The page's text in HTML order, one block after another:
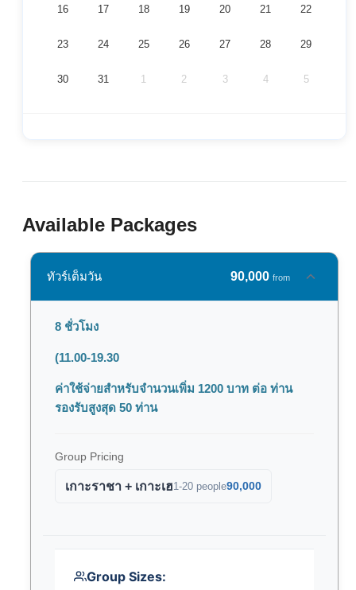
16 17 18 19 20 21 22
23 24 25 26 27 28 29
30 31 1 2 3 4 5
Available Packages
ทัวร์เต็มวัน 90,000 from
8 ชั่วโมง
(11.00-19.30
ค่าใช้จ่ายสำหรับจำนวนเพิ่ม 1200 บาท ต่อ ท่าน
รองรับสูงสุด 50 ท่าน
Group Pricing
เกาะราชา + เกาะเฮ1-20 people90,000
Group Sizes: